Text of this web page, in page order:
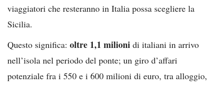
viaggiatori che resteranno in Italia possa scegliere la
Sicilia.
Questo significa: oltre 1,1 milioni di italiani in arrivo
nell’isola nel periodo del ponte; un giro d’affari
potenziale fra i 550 e i 600 milioni di euro, tra alloggio,